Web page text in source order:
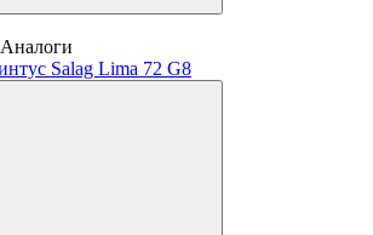
Аналоги